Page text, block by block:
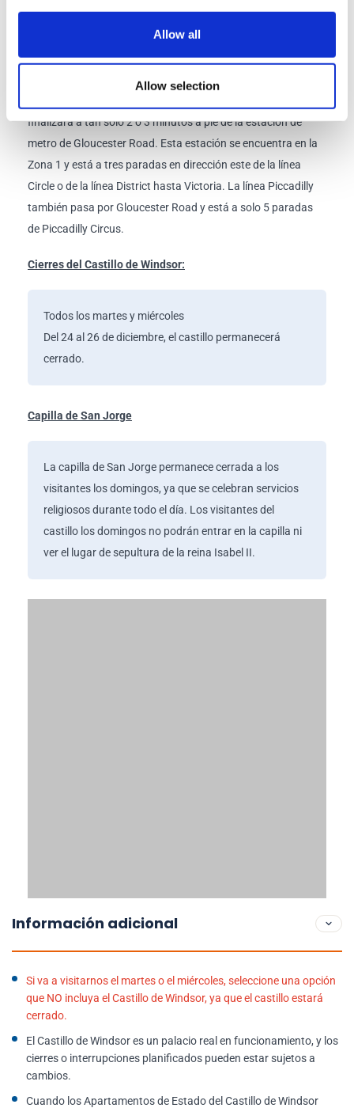
Allow all
Allow selection
Debido a las restricciones legales sobre el
finalizará a tan solo 2 o 3 minutos a pie de la estación de
metro de Gloucester Road. Esta estación se encuentra en la
Zona 1 y está a tres paradas en dirección este de la línea
Circle o de la línea District hasta Victoria. La línea Piccadilly
también pasa por Gloucester Road y está a solo 5 paradas
de Piccadilly Circus.
Cierres del Castillo de Windsor:
Todos los martes y miércoles
Del 24 al 26 de diciembre, el castillo permanecerá
cerrado.
Capilla de San Jorge
La capilla de San Jorge permanece cerrada a los
visitantes los domingos, ya que se celebran servicios
religiosos durante todo el día. Los visitantes del
castillo los domingos no podrán entrar en la capilla ni
ver el lugar de sepultura de la reina Isabel II.
Información adicional
Si va a visitarnos el martes o el miércoles, seleccione una opción
que NO incluya el Castillo de Windsor, ya que el castillo estará
cerrado.
El Castillo de Windsor es un palacio real en funcionamiento, y los
cierres o interrupciones planificados pueden estar sujetos a
cambios.
Cuando los Apartamentos de Estado del Castillo de Windsor